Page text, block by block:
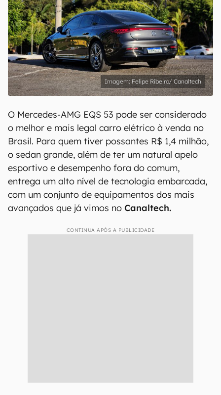
Felipe Ribeiro/ Canaltech
O Mercedes-AMG EQS 53 pode ser considerado
o melhor e mais legal carro elétrico à venda no
Brasil. Para quem tiver possantes R$ 1,4 milhão,
o sedan grande, além de ter um natural apelo
esportivo e desempenho fora do comum,
entrega um alto nível de tecnologia embarcada,
com um conjunto de equipamentos dos mais
avançados que já vimos no Canaltech.
CONTINUA APÓS A PUBLICIDADE